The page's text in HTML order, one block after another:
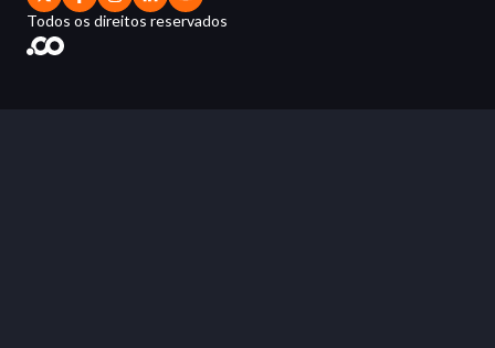
Todos os direitos reservados